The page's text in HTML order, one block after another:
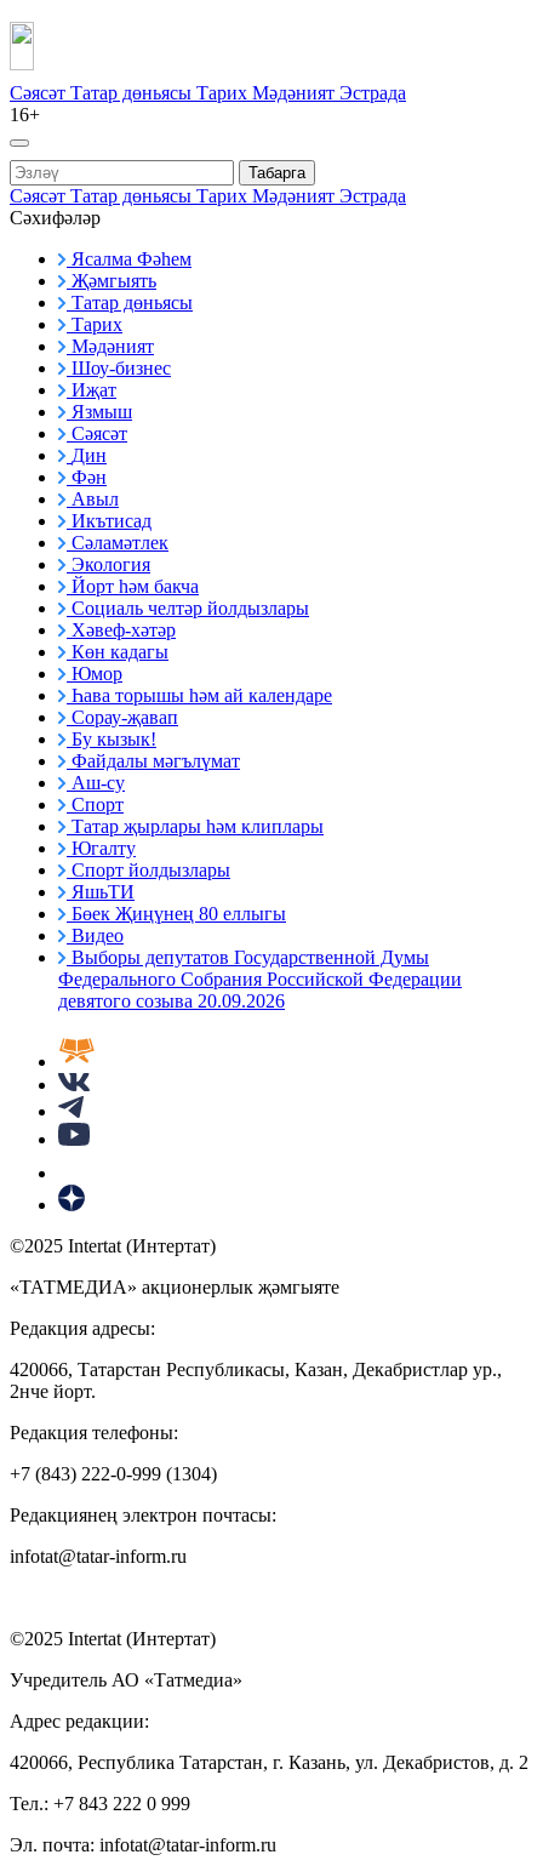
Сәясәт Татар дөньясы Тарих Мәдәният Эстрада
16+
Табарга
Сәясәт Татар дөньясы Тарих Мәдәният Эстрада
Сәхифәләр
Ясалма Фәһем
Җәмгыять
Татар дөньясы
Тарих
Мәдәният
Шоу-бизнес
Иҗат
Язмыш
Сәясәт
Дин
Фән
Авыл
Икътисад
Сәламәтлек
Экология
Йорт һәм бакча
Социаль челтәр йолдызлары
Хәвеф-хәтәр
Көн кадагы
Юмор
Һава торышы һәм ай календаре
Сорау-җавап
Бу кызык!
Файдалы мәгълүмат
Аш-су
Спорт
Татар җырлары һәм клиплары
Югалту
Спорт йолдызлары
ЯшьТИ
Бөек Җиңүнең 80 еллыгы
Видео
Выборы депутатов Государственной Думы
Федерального Собрания Российской Федерации
девятого созыва 20.09.2026
©2025 Intertat (Интертат)
«ТАТМЕДИА» акционерлык җәмгыяте
Редакция адресы:
420066, Татарстан Республикасы, Казан, Декабристлар ур.,
2нче йорт.
Редакция телефоны:
+7 (843) 222-0-999 (1304)
Редакциянең электрон почтасы:
infotat@tatar-inform.ru
©2025 Intertat (Интертат)
Учредитель АО «Татмедиа»
Адрес редакции:
420066, Республика Татарстан, г. Казань, ул. Декабристов, д. 2
Тел.: +7 843 222 0 999
Эл. почта: infotat@tatar-inform.ru